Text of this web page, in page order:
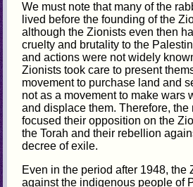
We must note that many of the
lived before the founding of the
although the Zionists even then
cruelty and brutality to the
and actions were not widely
Zionists took care to present
movement to purchase land and
not as a movement to make wars
and displace them. Therefore, the
focused their opposition on the
the Torah and their rebellion
decree of exile.
Even in the period after 1948, the
against the indigenous people of